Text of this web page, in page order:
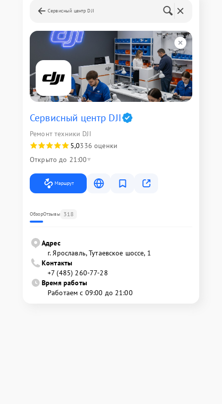
Сервисный центр DJI
Сервисный центр DJI
Ремонт техники DJI
5,0336 оценки
Открыто до 21:00
Маршрут
ОбзорОтзывы 318
Адрес
г. Ярославль, Тутаевское шоссе, 1
Контакты
+7 (485) 260-77-28
Время работы
Работаем с 09:00 до 21:00